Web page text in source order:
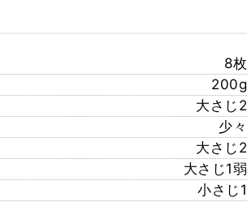
8枚
200g
大さじ2
少々
大さじ2
大さじ1弱
小さじ1